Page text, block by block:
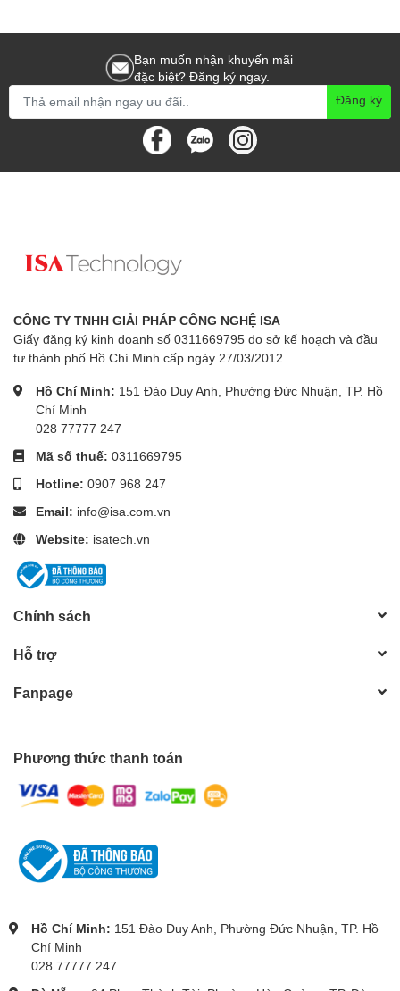
Bạn muốn nhận khuyến mãi
đặc biệt? Đăng ký ngay.
Đăng ký
CÔNG TY TNHH GIẢI PHÁP CÔNG NGHỆ ISA
Giấy đăng ký kinh doanh số 0311669795 do sở kế hoạch và đầu
tư thành phố Hồ Chí Minh cấp ngày 27/03/2012
Hồ Chí Minh: 151 Đào Duy Anh, Phường Đức Nhuận, TP. Hồ
Chí Minh
028 77777 247
Mã số thuế: 0311669795
Hotline: 0907 968 247
Email: info@isa.com.vn
Website: isatech.vn
Chính sách
Hỗ trợ
Fanpage
Phương thức thanh toán
Hồ Chí Minh: 151 Đào Duy Anh, Phường Đức Nhuận, TP. Hồ
Chí Minh
028 77777 247